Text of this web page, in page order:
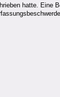
hatte. Eine